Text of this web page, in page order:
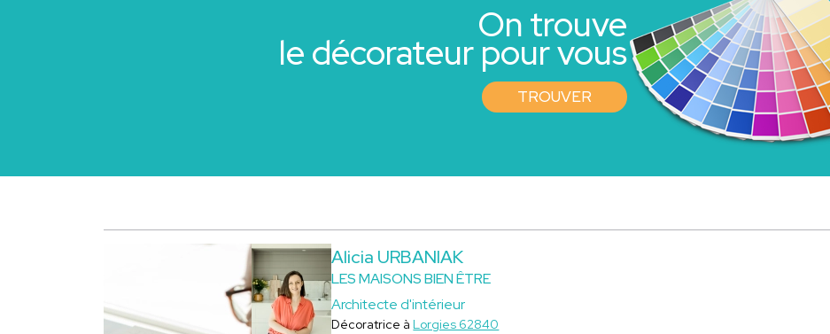
On trouve
le décorateur pour vous
TROUVER
Alicia URBANIAK
LES MAISONS BIEN ÊTRE
Architecte d'intérieur
Décoratrice à Lorgies 62840